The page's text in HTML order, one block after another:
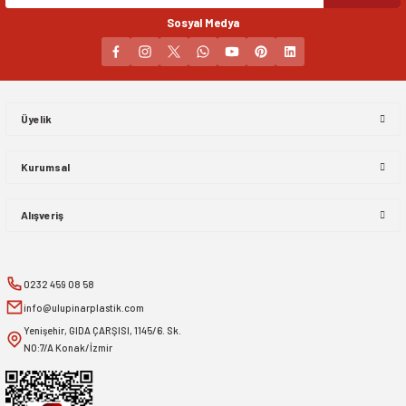
Gönder
Sosyal Medya
0232 459 08 58
info@ulupinarplastik.com
Yenişehir, GIDA ÇARŞISI, 1145/6. Sk.
NO:7/A Konak/İzmir
Üyelik
Kurumsal
Alışveriş